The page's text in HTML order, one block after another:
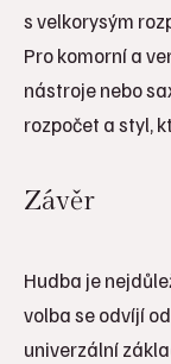
s velkorysým
Pro komorní a
nástroje nebo
rozpočet a styl,
Závěr
Hudba je
volba se odvíjí
univerzální